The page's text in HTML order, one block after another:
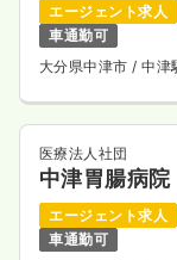
エージェント求人
車通勤可
大分県中津市/ 中津
医療法人社団
中津胃腸病院
エージェント求人
車通勤可